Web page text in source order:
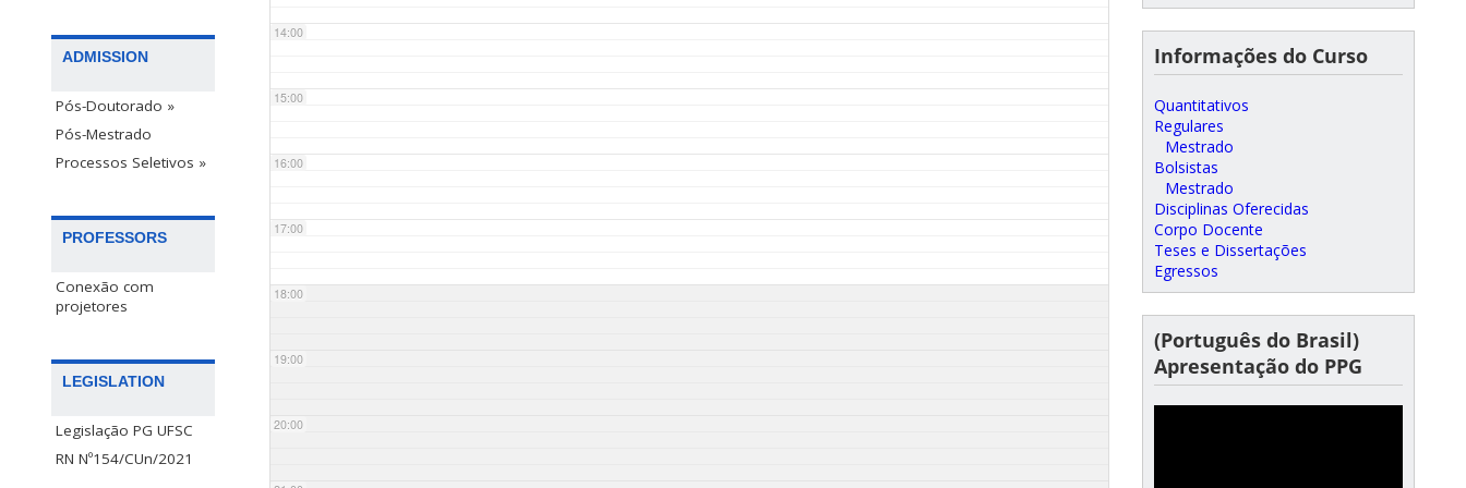
ADMISSION
Pós-Doutorado »
Pós-Mestrado
Processos Seletivos »
PROFESSORS
Conexão com
projetores
LEGISLATION
Legislação PG UFSC
RN Nº154/CUn/2021
14:00
15:00
16:00
17:00
18:00
19:00
20:00
Informações do Curso
Quantitativos
Regulares
Mestrado
Bolsistas
Mestrado
Disciplinas Oferecidas
Corpo Docente
Teses e Dissertações
Egressos
(Português do Brasil)
Apresentação do PPG